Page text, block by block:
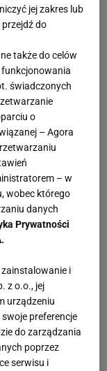
test wiedzy na tę
jej zakres lub
do
także do celów
świadczonych
o
– Agora
– w
wobec którego
danych
Prywatności
zainstalowanie i
z o.o., jej
urządzeniu
preferencje
do zarządzania
poprzez
serwisu i